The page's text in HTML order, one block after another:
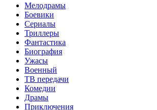
Мелодрамы
Боевики
Сериалы
Триллеры
Фантастика
Биография
Ужасы
Военный
ТВ передачи
Комедии
Драмы
Приключения